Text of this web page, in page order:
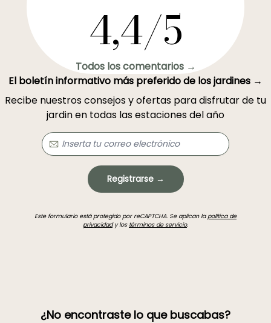
4,4/5
Todos los comentarios →
El boletín informativo más preferido de los jardines →
Recibe nuestros consejos y ofertas para disfrutar de tu
jardin en todas las estaciones del año
Registrarse →
Este formulario está protegido por reCAPTCHA. Se aplican lapolítica de
privacidady los términos de servicio.
¿No encontraste lo que buscabas?